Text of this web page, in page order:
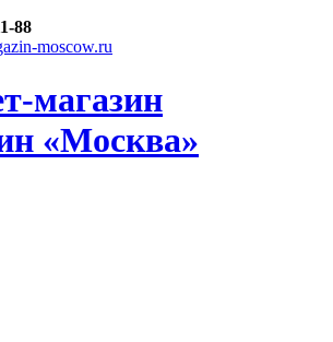
88
moscow.ru